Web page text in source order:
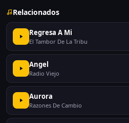
Relacionados
Regresa A Mi
El Tambor De La Tribu
Angel
Radio Viejo
Aurora
Razones De Cambio